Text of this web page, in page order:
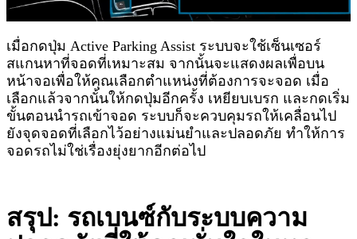
เมื่อกดปุ่ม Active Parking Assist ระบบจะใช้เซ็นเซอร์
สแกนหาที่จอดที่เหมาะสม จากนั้นจะแสดงผลเพื่อบน
หน้าจอเพื่อให้คุณเลือกตำแหน่งที่ต้องการจะจอด เมื่อ
เลือกแล้วจากนั้นให้กดปุ่มอีกครั้ง เหยียบเบรก และกดเริ่ม
ขั้นตอนนำรถเข้าจอด ระบบก็จะควบคุมรถให้เคลื่อนไป
ยังจุดจอดที่เลือกไว้อย่างแม่นยำและปลอดภัย ทำให้การ
จอดรถไม่ใช่เรื่องยุ่งยากอีกต่อไป
สรุป: รถเบนซ์กับระบบความ